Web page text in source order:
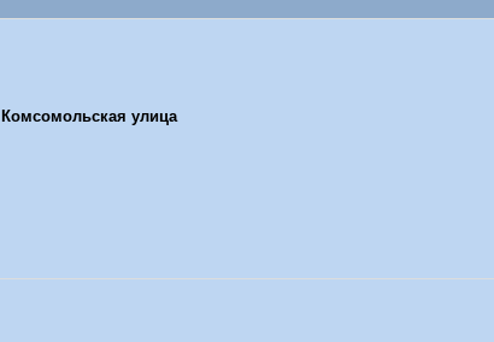
Комсомольская улица